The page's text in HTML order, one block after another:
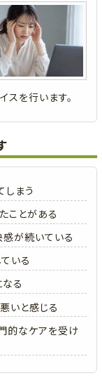
スを行います。
しまう
ことがある
感が続いている
いる
る
いと感じる
的なケアを受け